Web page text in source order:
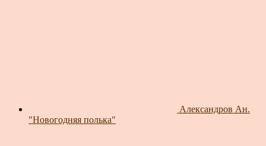
Александров Ан.
"Новогодняя полька"